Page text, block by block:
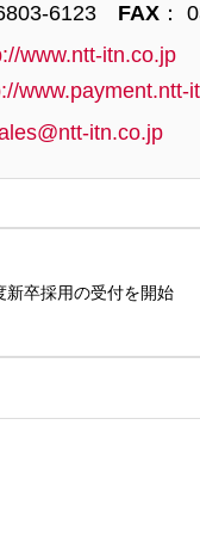
6123 FAX ：
www.ntt-itn.co.jp
www.payment.ntt-
itn.co.jp
新卒採用の受付を開始